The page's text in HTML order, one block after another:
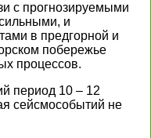
с прогнозируемыми
и
в предгорной и
побережье
процессов.
период 10 – 12
сейсмособытий не